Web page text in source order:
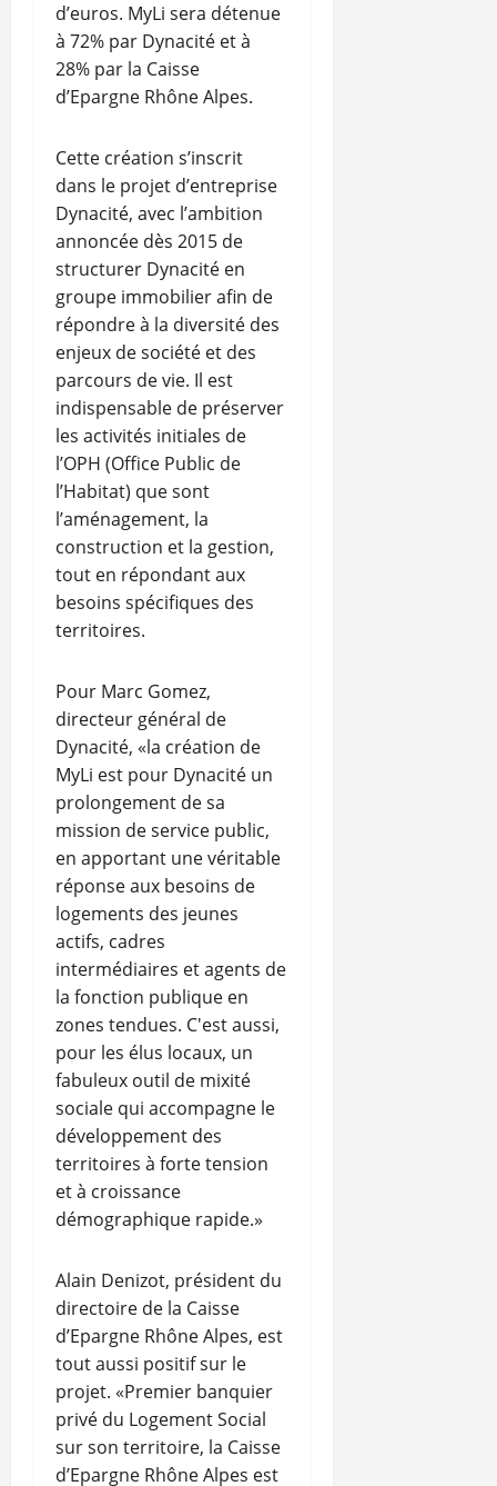
d’euros. MyLi sera détenue
à 72% par Dynacité et à
28% par la Caisse
d’Epargne Rhône Alpes.
Cette création s’inscrit
dans le projet d’entreprise
Dynacité, avec l’ambition
annoncée dès 2015 de
structurer Dynacité en
groupe immobilier afin de
répondre à la diversité des
enjeux de société et des
parcours de vie. Il est
indispensable de préserver
les activités initiales de
l’OPH (Office Public de
l’Habitat) que sont
l’aménagement, la
construction et la gestion,
tout en répondant aux
besoins spécifiques des
territoires.
Pour Marc Gomez,
directeur général de
Dynacité, «la création de
MyLi est pour Dynacité un
prolongement de sa
mission de service public,
en apportant une véritable
réponse aux besoins de
logements des jeunes
actifs, cadres
intermédiaires et agents de
la fonction publique en
zones tendues. C'est aussi,
pour les élus locaux, un
fabuleux outil de mixité
sociale qui accompagne le
développement des
territoires à forte tension
et à croissance
démographique rapide.»
Alain Denizot, président du
directoire de la Caisse
d’Epargne Rhône Alpes, est
tout aussi positif sur le
projet. «Premier banquier
privé du Logement Social
sur son territoire, la Caisse
d’Epargne Rhône Alpes est